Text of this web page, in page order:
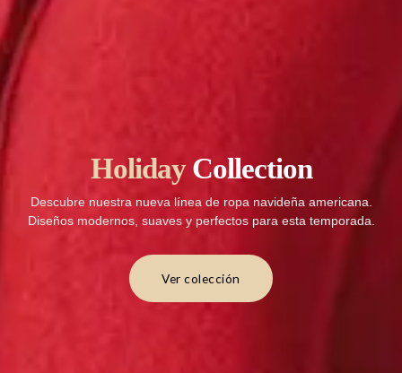
HolidayCollection
Descubre nuestra nueva línea de ropa navideña americana.
Diseños modernos, suaves y perfectos para esta temporada.
Ver colección